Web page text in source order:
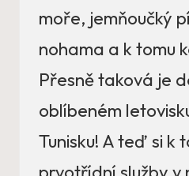
moře, jemňoučký
nohama a k tomu
Přesně taková je
oblíbeném
Tunisku! A teď si k